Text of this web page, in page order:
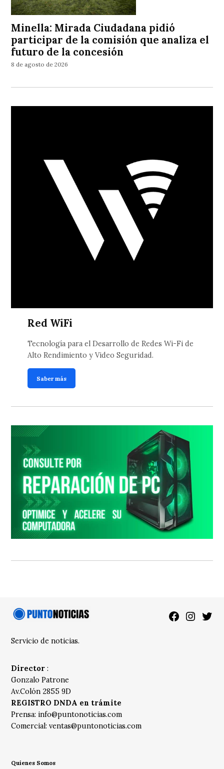
Minella: Mirada Ciudadana pidió
participar de la comisión que analiza el
futuro de la concesión
8 de agosto de 2026
Red WiFi
Tecnología para el Desarrollo de Redes Wi-Fi de
Alto Rendimiento y Video Seguridad.
Saber más
Facebook
Servicio de noticias.
Director :
Gonzalo Patrone
Av.Colón 2855 9D
REGISTRO DNDA en trámite
Prensa: info@puntonoticias.com
Comercial:ventas@puntonoticias.com
Quienes Somos